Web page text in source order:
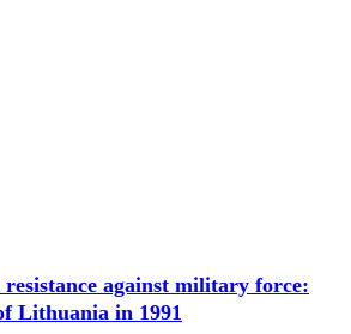
against military force:
Lithuania in 1991